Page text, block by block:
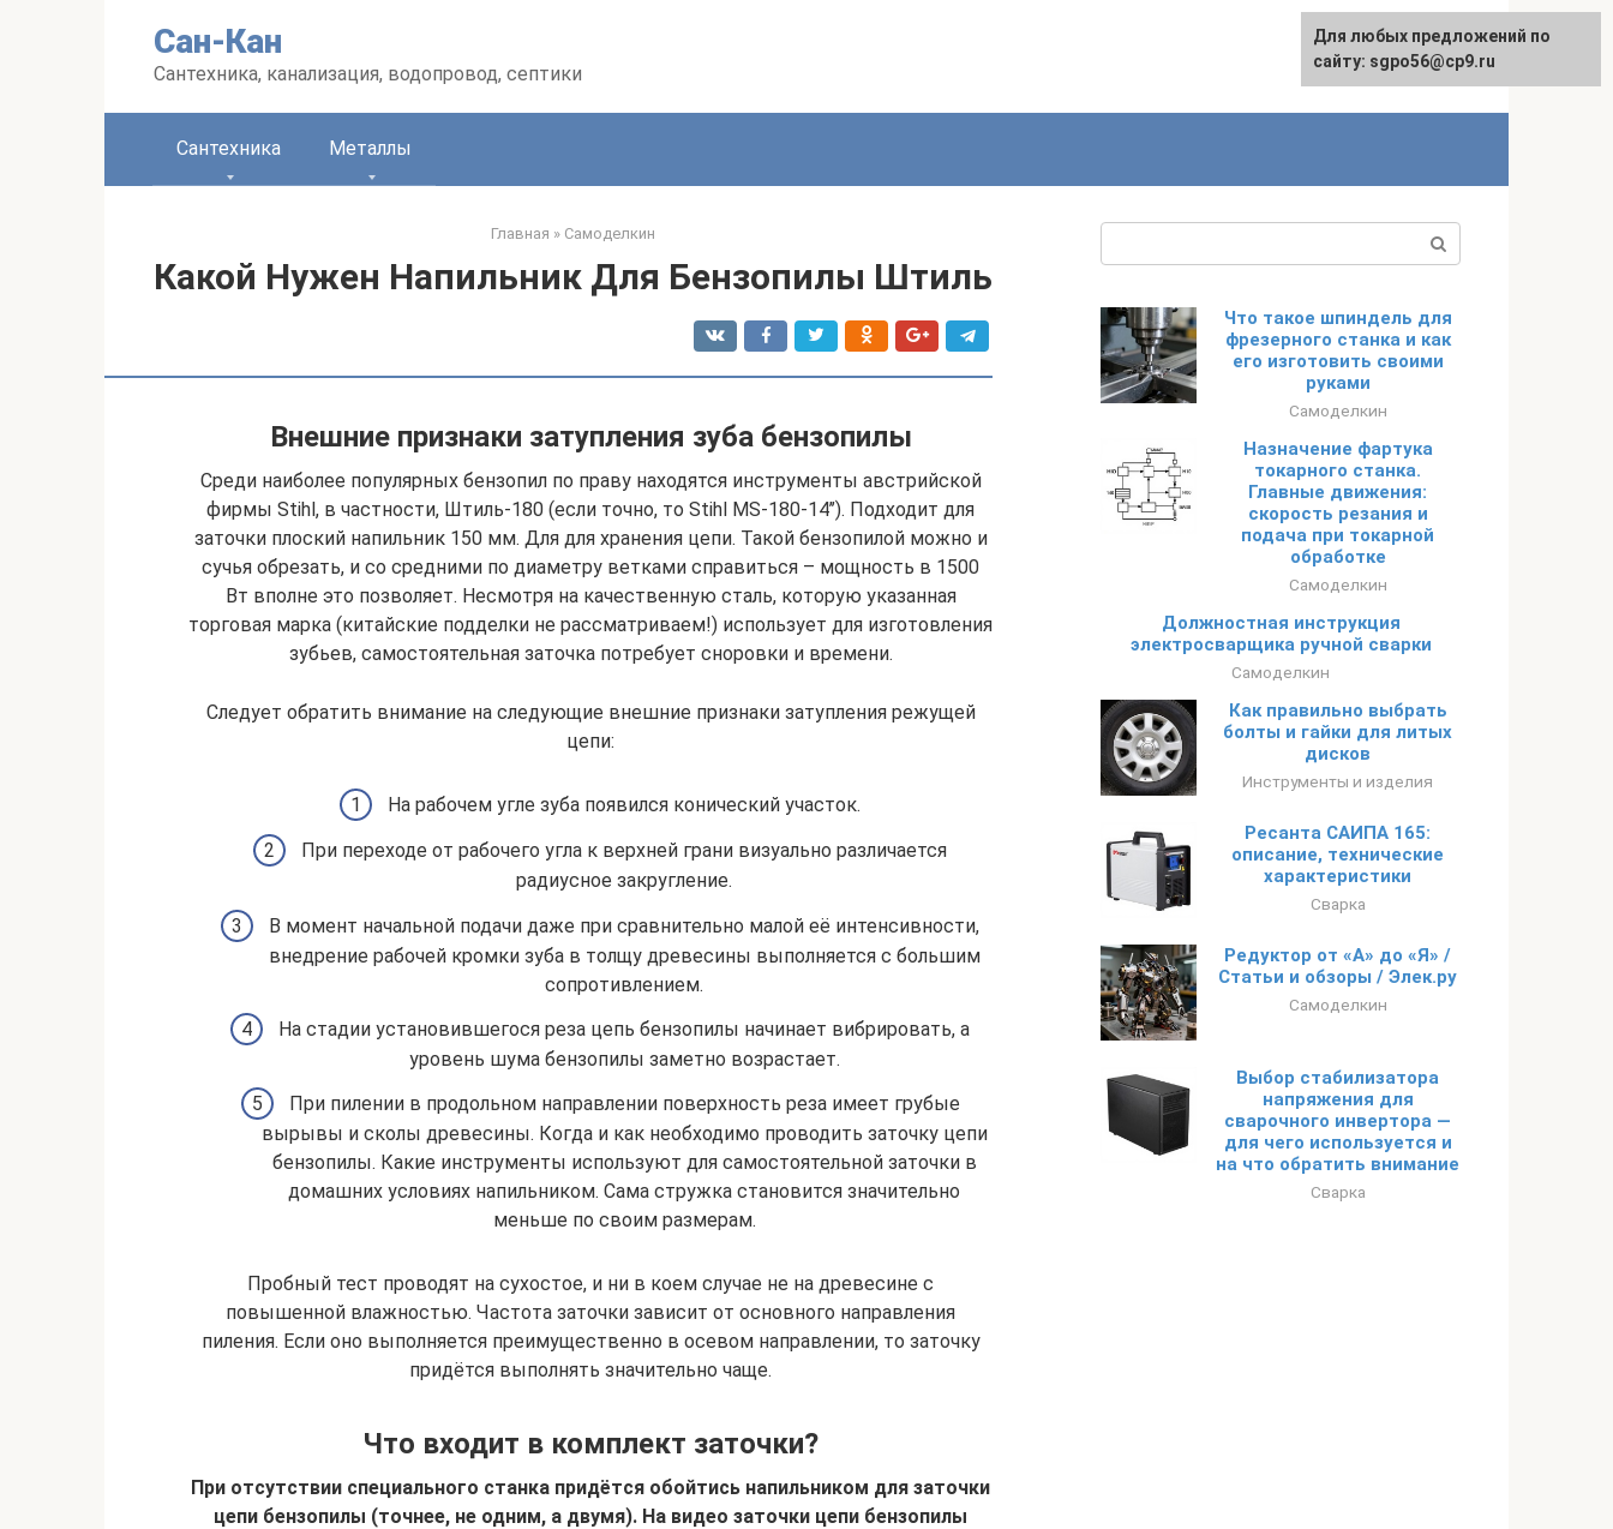
Сан-Кан
Сантехника, канализация, водопровод, септики
English
Сантехника Металлы
Главная » Самоделкин
Какой Нужен Напильник Для Бензопилы Штиль
Внешние признаки затупления зуба бензопилы
Среди наиболее популярных бензопил по праву находятся инструменты австрийской
фирмы Stihl, в частности, Штиль-180 (если точно, то Stihl MS-180-14’’). Подходит для
заточки плоский напильник 150 мм. Для для хранения цепи. Такой бензопилой можно и
сучья обрезать, и со средними по диаметру ветками справиться – мощность в 1500
Вт вполне это позволяет. Несмотря на качественную сталь, которую указанная
торговая марка (китайские подделки не рассматриваем!) использует для изготовления
зубьев, самостоятельная заточка потребует сноровки и времени.
Следует обратить внимание на следующие внешние признаки затупления режущей
цепи:
На рабочем угле зуба появился конический участок.
При переходе от рабочего угла к верхней грани визуально различается
радиусное закругление.
В момент начальной подачи даже при сравнительно малой её интенсивности,
внедрение рабочей кромки зуба в толщу древесины выполняется с большим
сопротивлением.
На стадии установившегося реза цепь бензопилы начинает вибрировать, а
уровень шума бензопилы заметно возрастает.
При пилении в продольном направлении поверхность реза имеет грубые
вырывы и сколы древесины. Когда и как необходимо проводить заточку цепи
бензопилы. Какие инструменты используют для самостоятельной заточки в
домашних условиях напильником. Сама стружка становится значительно
меньше по своим размерам.
Пробный тест проводят на сухостое, и ни в коем случае не на древесине с
повышенной влажностью. Частота заточки зависит от основного направления
пиления. Если оно выполняется преимущественно в осевом направлении, то заточку
придётся выполнять значительно чаще.
Что входит в комплект заточки?
При отсутствии специального станка придётся обойтись напильником для заточки
цепи бензопилы (точнее, не одним, а двумя). На видео заточки цепи бензопилы
Что такое шпиндель для
фрезерного станка и как
его изготовить своими
руками
Самоделкин
Назначение фартука
токарного станка.
Главные движения:
скорость резания и
подача при токарной
обработке
Самоделкин
Должностная инструкция
электросварщика ручной сварки
Самоделкин
Как правильно выбрать
болты и гайки для литых
дисков
Инструменты и изделия
Ресанта САИПА 165:
описание, технические
характеристики
Сварка
Редуктор от «А» до «Я» /
Статьи и обзоры / Элек.ру
Самоделкин
Выбор стабилизатора
напряжения для
сварочного инвертора —
для чего используется и
на что обратить внимание
Сварка
Для любых предложений по
сайту: sgpo56@cp9.ru